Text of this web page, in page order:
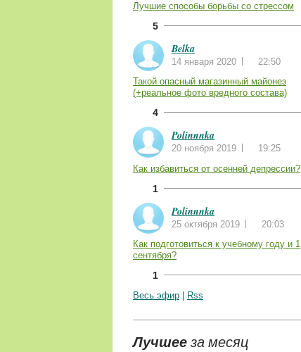
Лучшие способы борьбы со стрессом
5
Belka
14 января 2020
22:50
Такой опасный магазинный майонез
(+реальное фото вредного состава)
4
Polinnnka
20 ноября 2019
19:25
Как избавиться от осенней депрессии?
1
Polinnnka
25 октября 2019
20:03
Как подготовиться к учебному году и 1
сентября?
1
Весь эфир Rss
Лучшееза месяц